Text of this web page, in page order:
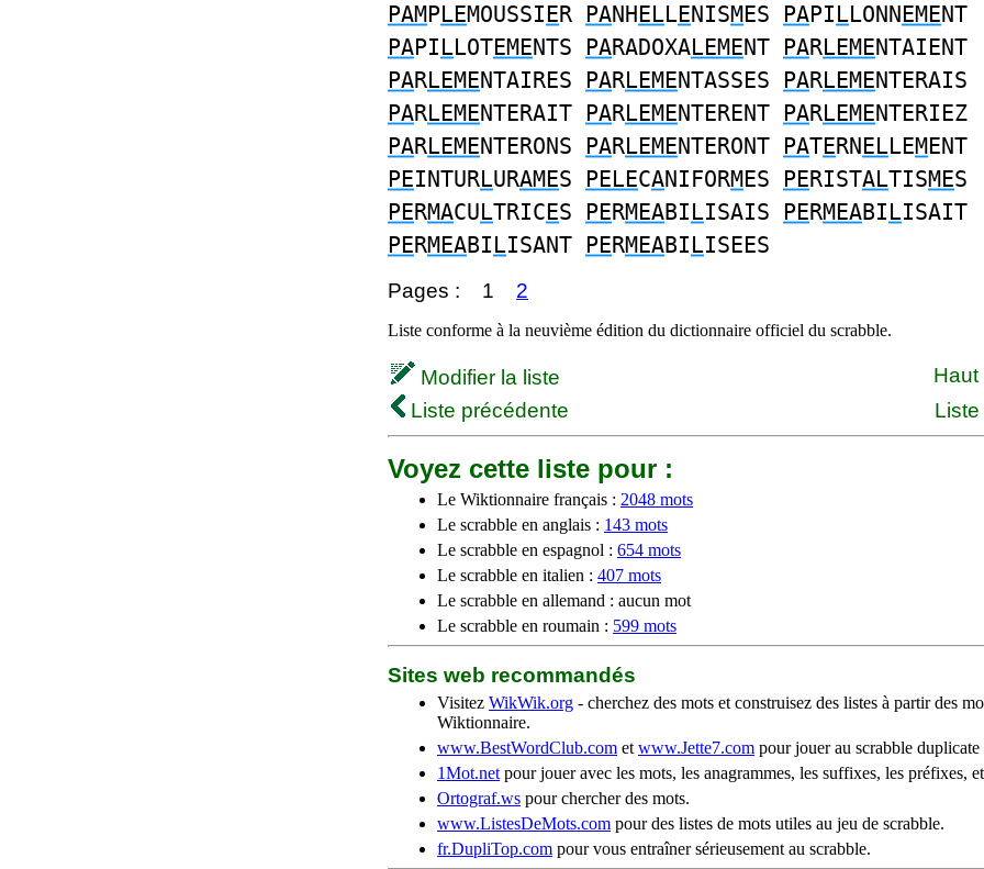
PAMPLEMOUSSIER PANHELLENISMES PAPILLONNEMENT
PAPILLOTEMENTS PARADOXALEMENT PARLEMENTAIENT
PARLEMENTAIRES PARLEMENTASSES PARLEMENTERAIS
PARLEMENTERAIT PARLEMENTERENT PARLEMENTERIEZ
PARLEMENTERONS PARLEMENTERONT PATERNELLEMENT
PEINTURLURAMES PELECANIFORMES PERISTALTISMES
PERMACULTRICES PERMEABILISAIS PERMEABILISAIT
PERMEABILISANT PERMEABILISEES
Pages : 1 2
Liste conforme à la neuvième édition du dictionnaire officiel du scrabble.
Modifier la liste
Haut
Liste précédente
Voyez cette liste pour :
Le Wiktionnaire français : 2048 mots
Le scrabble en anglais : 143 mots
Le scrabble en espagnol : 654 mots
Le scrabble en italien : 407 mots
Le scrabble en allemand : aucun mot
Le scrabble en roumain : 599 mots
Sites web recommandés
Visitez WikWik.org - cherchez des mots et construisez des listes à partir des
Wiktionnaire.
www.BestWordClub.com et www.Jette7.com pour jouer au scrabble duplicate
1Mot.net pour jouer avec les mots, les anagrammes, les suffixes, les préfixes,
Ortograf.ws pour chercher des mots.
www.ListesDeMots.com pour des listes de mots utiles au jeu de scrabble.
fr.DupliTop.com pour vous entraîner sérieusement au scrabble.